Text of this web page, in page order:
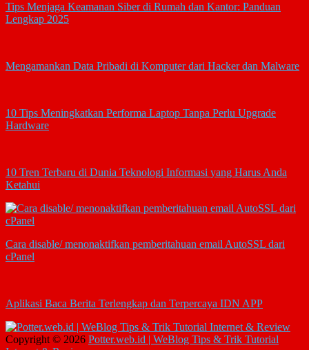
Tips Menjaga Keamanan Siber di Rumah dan Kantor: Panduan
Lengkap 2025
Mengamankan Data Pribadi di Komputer dari Hacker dan Malware
10 Tips Meningkatkan Performa Laptop Tanpa Perlu Upgrade
Hardware
10 Tren Terbaru di Dunia Teknologi Informasi yang Harus Anda
Ketahui
Cara disable/ menonaktifkan pemberitahuan email AutoSSL dari
cPanel
Aplikasi Baca Berita Terlengkap dan Terpercaya IDN APP
Copyright © 2026 Potter.web.id | WeBlog Tips & Trik Tutorial